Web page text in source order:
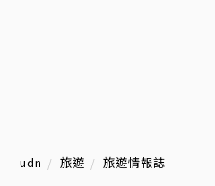
udn 旅遊 旅遊情報誌